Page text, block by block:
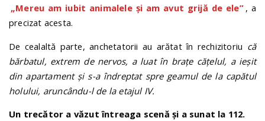
„Mereu am iubit animalele şi am avut grijă de ele” , a
precizat acesta.
De cealaltă parte, anchetatorii au arătat în rechizitoriu că
bărbatul, extrem de nervos, a luat în brațe cățelul, a ieșit
din apartament și s-a îndreptat spre geamul de la capătul
holului, aruncându-l de la etajul IV.
Un trecător a văzut întreaga scenă și a sunat la 112.